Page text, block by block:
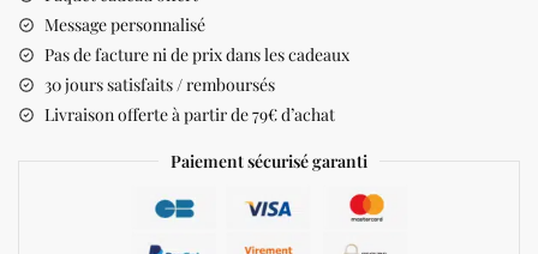
Message personnalisé
Pas de facture ni de prix dans les cadeaux
30 jours satisfaits / remboursés
Livraison offerte à partir de 79€ d’achat
Paiement sécurisé garanti